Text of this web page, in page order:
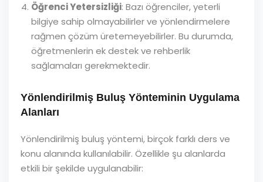
Öğrenci Yetersizliği: Bazı öğrenciler, yeterli
bilgiye sahip olmayabilirler ve yönlendirmelere
rağmen çözüm üretemeyebilirler. Bu durumda,
öğretmenlerin ek destek ve rehberlik
sağlamaları gerekmektedir.
Yönlendirilmiş Buluş Yönteminin Uygulama
Alanları
Yönlendirilmiş buluş yöntemi, birçok farklı ders ve
konu alanında kullanılabilir. Özellikle şu alanlarda
etkili bir şekilde uygulanabilir: